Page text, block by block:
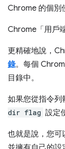
Chrome 的個別
Chrome「用戶
更精確地說，
錄。每個
目錄中。
如果您從指令
dir flag 設定
也就是說，您可